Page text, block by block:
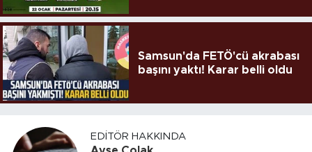
Samsun'da FETÖ'cü akrabası
başını yaktı! Karar belli oldu
EDITÖR HAKKINDA